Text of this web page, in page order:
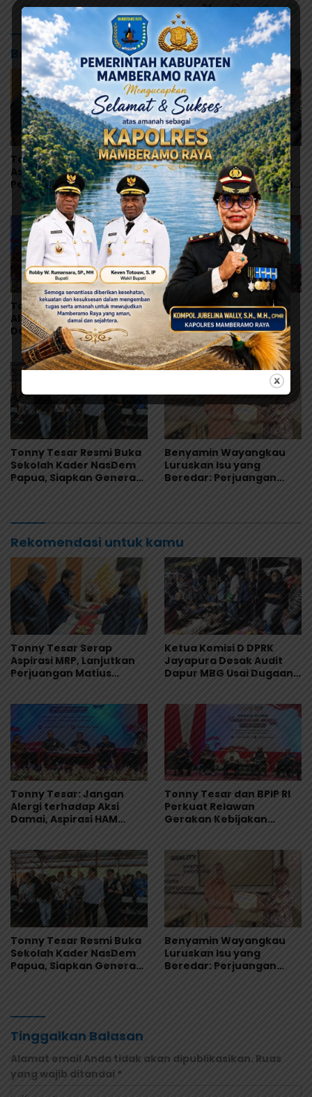
Baca Juga
Tonny Tesar Serap
Aspirasi MRP, Lanjutkan
Perjuangan Matius
Awaitouw, Kawal
Perlindungan RUU
Masyarakat Adat
Ketua Komisi D DPRK
Jayapura Desak Audit
Dapur MBG Usai Dugaan
Keracunan Massal di
Depapre
Tonny Tesar: Jangan
Alergi terhadap Aksi
Damai, Aspirasi HAM
Adalah Bagian dari
Demokrasi
Tonny Tesar dan BPIP RI
Perkuat Relawan
Gerakan Kebijakan
Pancasila di Jayapura
Tonny Tesar Resmi Buka
Sekolah Kader NasDem
Papua, Siapkan Generasi
Benyamin Wayangkau
Luruskan Isu yang
Beredar: Perjuangan
Rekomendasi untuk kamu
Tonny Tesar Serap
Aspirasi MRP, Lanjutkan
Perjuangan Matius
Masyarakat Adat
Ketua Komisi D DPRK
Jayapura Desak Audit
Dapur MBG Usai Dugaan
Tonny Tesar: Jangan
Alergi terhadap Aksi
Damai, Aspirasi HAM
Tonny Tesar dan BPIP RI
Perkuat Relawan
Gerakan Kebijakan
Tonny Tesar Resmi Buka
Sekolah Kader NasDem
Papua, Siapkan Generasi
Benyamin Wayangkau
Luruskan Isu yang
Beredar: Perjuangan
Tinggalkan Balasan
Alamat email Anda tidak akan dipublikasikan. Ruas
yang wajib ditandai *